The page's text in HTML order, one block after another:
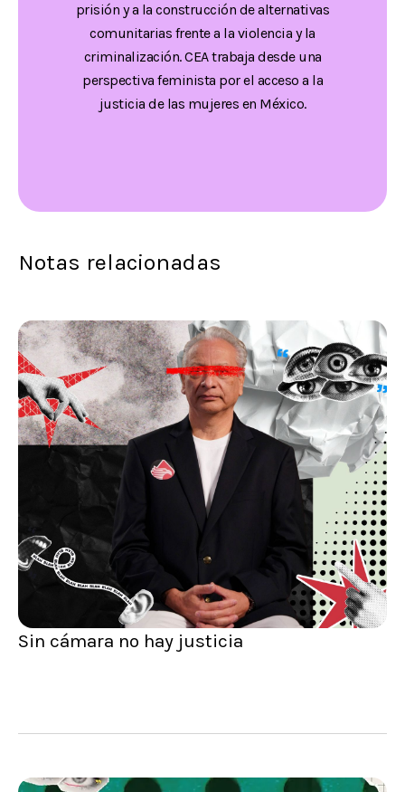
prisión y a la construcción de alternativas
comunitarias frente a la violencia y la
criminalización. CEA trabaja desde una
perspectiva feminista por el acceso a la
justicia de las mujeres en México.
Notas relacionadas
Sin cámara no hay justicia